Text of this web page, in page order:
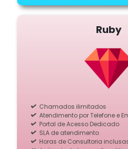
Ruby
Chamados ilimitados
Atendimento por Telefone e
Portal de Acesso Dedicado
SLA de atendimento
Horas de Consultoria